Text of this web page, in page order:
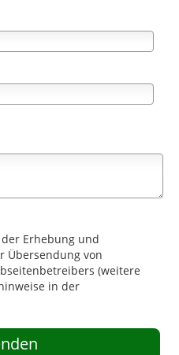
Erhebung und
Übersendung von
(weitere
in der